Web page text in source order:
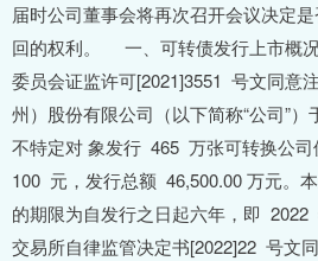
届时公司董事会将再次召开会议决定
回的权利。 一、可转债发行上市概
委员会证监许可[2021]3551 号文同意
州）股份有限公司（以下简称“公司”
不特定对 象发行 465 万张可转换公
100 元，发行总额 46,500.00 万元。
的期限为自发行之日起六年，即
交易所自律监管决定书[2022]22 号文